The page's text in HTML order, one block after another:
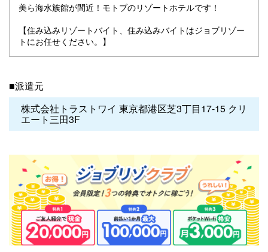
美ら海水族館が間近！モトブのリゾートホテルです！
【住み込みリゾートバイト、住み込みバイトはジョブリゾー
トにお任せください。】
■派遣元
株式会社トラストワイ 東京都港区芝3丁目17-15 クリ
エート三田3F